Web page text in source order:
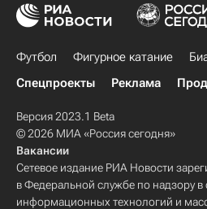
Футбол Фигурное катание
Спецпроекты
Реклама
Версия 2023.1 Beta
© 2026 МИА «Россия сегодня»
Вакансии
Сетевое издание РИА Новости
в Федеральной службе по надзору в
информационных технологий и